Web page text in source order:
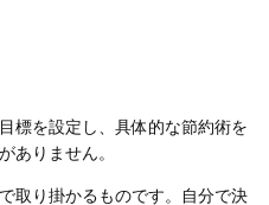
標を設定し、具体的な節約術を
ありません。
取り掛かるものです。自分で決